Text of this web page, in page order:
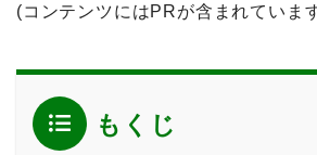
(コンテンツにはPRが含まれていま
もくじ